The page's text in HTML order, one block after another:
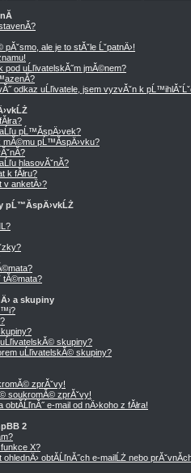
ale je to stĂˇle ĹˇpatnÄ›!
pod uĹľivatelskĂ˝m jmĂ©nem?
odkaz uĹľivatele, jsem vyzvĂˇn k
pĹ™Ă­spÄ›vek?
mĂ©mu pĹ™Ă­spÄ›vku?
hlasovĂˇnĂ­?
k fĂłru?
v anketÄ›?
pĹ™Ă­spÄ›vkĹŻ
tĂ©mata?
a skupiny
skupiny?
uĹľivatelskĂ© skupiny?
zprĂˇvy!
soukromĂ© zprĂˇvy!
obtĂ­ĹľnĂ˝ e-mail od nÄ›koho z fĂłra!
2
X?
ohlednÄ› obtĂ­ĹľnĂ˝ch e-mailĹŻ nebo